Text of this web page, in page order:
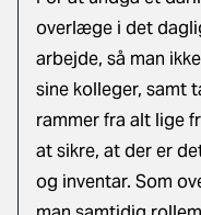
overlæge i det
arbejde, så man
sine kolleger, samt
rammer fra alt lige
at sikre, at der er
og inventar. Som